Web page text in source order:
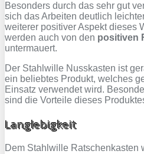
Besonders durch das sehr gut
sich das Arbeiten deutlich
weiterer positiver Aspekt dieses
werden auch von den positiven
untermauert.
Der Stahlwille Nusskasten ist
ein beliebtes Produkt, welches
Einsatz verwendet wird.
sind die Vorteile dieses
Langlebigkeit
Dem Stahlwille Ratschenkasten